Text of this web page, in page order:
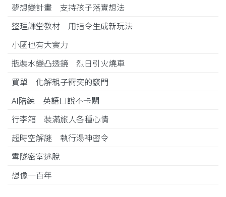
夢想變計畫 支持孩子落實想法
整理課堂教材 用指令生成新玩法
小國也有大實力
瓶裝水變凸透鏡 烈日引火燒車
買單 化解親子衝突的竅門
AI陪練 英語口說不卡關
行李箱 裝滿旅人各種心情
超時空解謎 執行湯神密令
雪隧密室逃脫
想像一百年